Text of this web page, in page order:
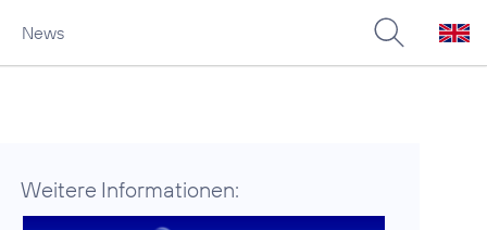
News
Weitere Informationen: